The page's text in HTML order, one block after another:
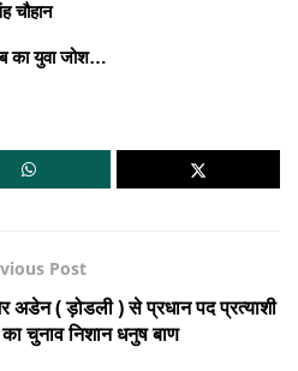
चौहान
का युवा जोश…
Post
अडेन ( ड़ोडली ) से प्रधान पद प्रत्याशी
चुनाव निशान धनुष बाण